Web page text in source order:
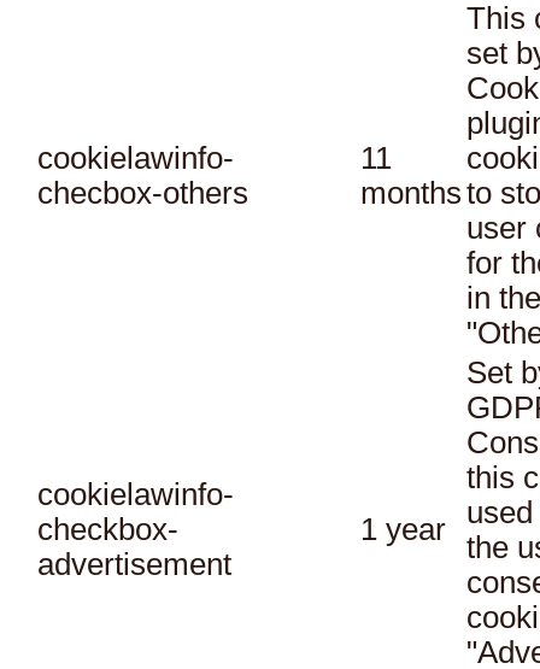
cookielawinfo-
checbox-others
11
months
This
set
to
user
for
in
cookielawinfo-
checkbox-
advertisement
1 year
Set
this
the